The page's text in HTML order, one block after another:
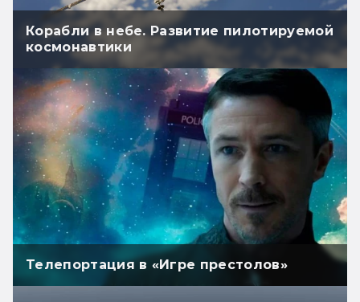
Корабли в небе. Развитие пилотируемой
космонавтики
Телепортация в «Игре престолов»